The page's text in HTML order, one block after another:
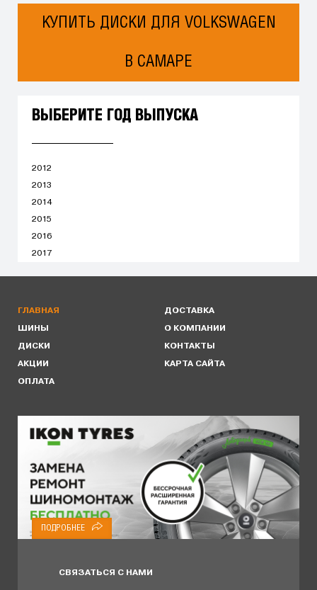
КУПИТЬ ДИСКИ ДЛЯ VOLKSWAGEN
В САМАРЕ
ВЫБЕРИТЕ ГОД ВЫПУСКА
2012
2013
2014
2015
2016
2017
ГЛАВНАЯ
ШИНЫ
ДИСКИ
АКЦИИ
ОПЛАТА
ДОСТАВКА
О КОМПАНИИ
КОНТАКТЫ
КАРТА САЙТА
ПОДРОБНЕЕ
СВЯЗАТЬСЯ С НАМИ